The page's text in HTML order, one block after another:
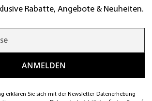
Rabatte, Angebote & Neuheiten.
erklären Sie sich mit der Newsletter-Datenerhebung